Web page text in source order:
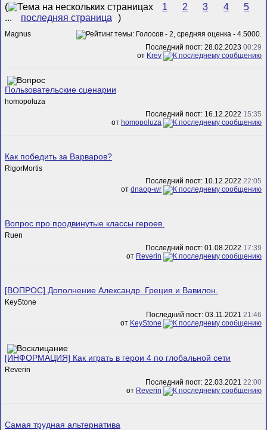
( 1 2 3 4
5
...
последняя страница )
Magnus
Последний пост: 28.02.2023 00:29
от Krev
Пользовательские сценарии
homopoluza
Последний пост: 16.12.2022 15:35
от homopoluza
Как победить за Варваров?
RigorMortis
Последний пост: 10.12.2022 22:05
от dnaop-wr
Вопрос про продвинутые классы героев.
Ruen
Последний пост: 01.08.2022 17:39
от Rеverin
[ВОПРОС] Дополнение Александр. Греция и Вавилон.
KeyStone
Последний пост: 03.11.2021 21:46
от KeyStone
[ИНФОРМАЦИЯ] Как играть в герои 4 по глобальной сети
Rеverin
Последний пост: 22.03.2021 22:00
от Rеverin
Самая трудная альтернатива